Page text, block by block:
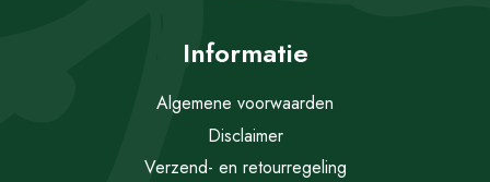
Informatie
Algemene voorwaarden
Disclaimer
Verzend- en retourregeling